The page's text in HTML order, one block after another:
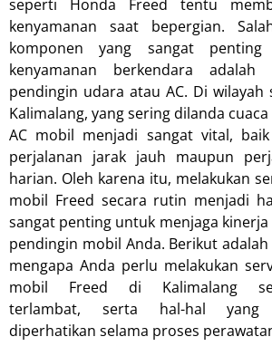
seperti Honda Freed tentu
kenyamanan saat bepergian.
komponen yang sangat penting
kenyamanan berkendara adalah
pendingin udara atau AC. Di wilayah
Kalimalang, yang sering dilanda cuaca
AC mobil menjadi sangat vital,
perjalanan jarak jauh maupun
harian. Oleh karena itu, melakukan
mobil Freed secara rutin menjadi
sangat penting untuk menjaga kinerja
pendingin mobil Anda. Berikut adalah
mengapa Anda perlu melakukan
mobil Freed di Kalimalang
terlambat, serta hal-hal yang
diperhatikan selama proses